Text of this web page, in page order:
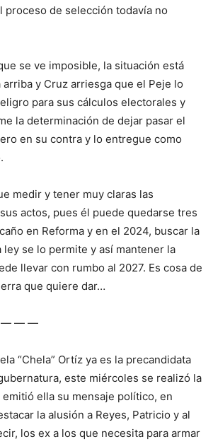
proceso de selección todavía no
se ve imposible, la situación está
y Cruz arriesga que el Peje lo
para sus cálculos electorales y
la determinación de dejar pasar el
en su contra y lo entregue como
medir y tener muy claras las
actos, pues él puede quedarse tres
en Reforma y en el 2024, buscar la
ley se lo permite y así mantener la
llevar con rumbo al 2027. Es cosa de
que quiere dar…
— —
“Chela” Ortíz ya es la precandidata
este miércoles se realizó la
ella su mensaje político, en
la alusión a Reyes, Patricio y al
los ex a los que necesita para armar